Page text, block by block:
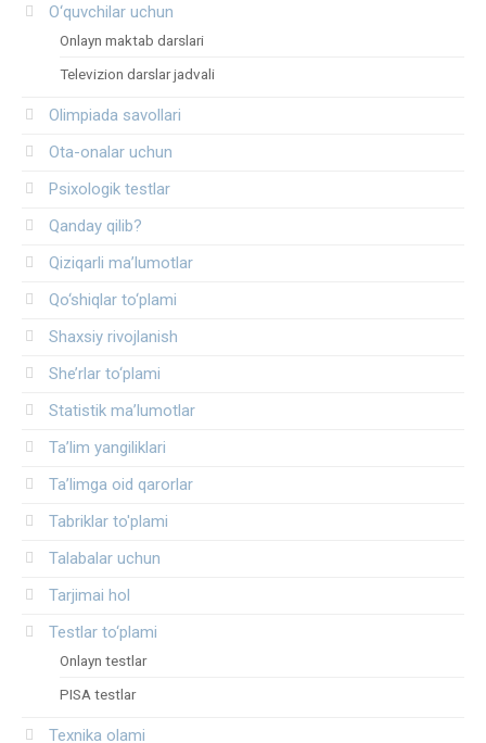
O‘quvchilar uchun
Onlayn maktab darslari
Televizion darslar jadvali
Olimpiada savollari
Ota-onalar uchun
Psixologik testlar
Qanday qilib?
Qiziqarli ma’lumotlar
Qo‘shiqlar to‘plami
Shaxsiy rivojlanish
She’rlar to‘plami
Statistik ma’lumotlar
Ta’lim yangiliklari
Ta’limga oid qarorlar
Tabriklar to'plami
Talabalar uchun
Tarjimai hol
Testlar to‘plami
Onlayn testlar
PISA testlar
Texnika olami